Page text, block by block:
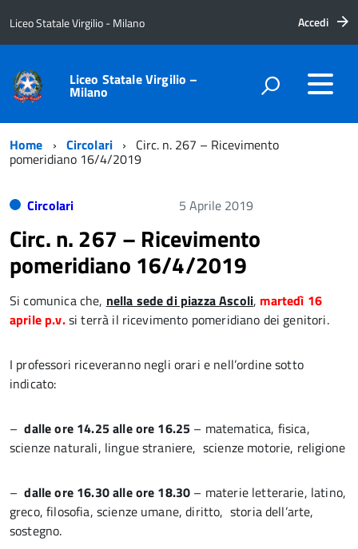
Liceo Statale Virgilio - Milano Accedi
Liceo Statale Virgilio –
Milano
Home Circolari Circ. n. 267 – Ricevimento
pomeridiano 16/4/2019
Circolari 5 Aprile 2019
Circ. n. 267 – Ricevimento
pomeridiano 16/4/2019
Si comunica che, nella sede di piazza Ascoli, martedì 16
aprile p.v.si terrà il ricevimento pomeridiano dei genitori.
I professori riceveranno negli orari e nell’ordine sotto
indicato:
–dalle ore 14.25 alle ore 16.25 – matematica, fisica,
scienze naturali, lingue straniere, scienze motorie, religione
–dalle ore 16.30 alle ore 18.30 – materie letterarie, latino,
greco, filosofia, scienze umane, diritto, storia dell’arte,
sostegno.